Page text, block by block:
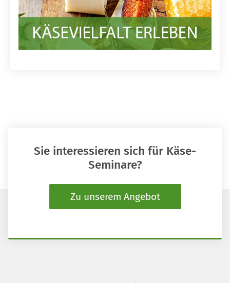
Sie interessieren sich für Käse-
Seminare?
Zu unserem Angebot